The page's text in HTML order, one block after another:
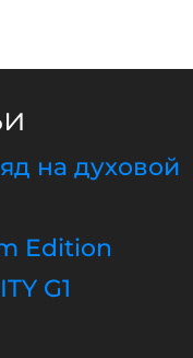
на духовой
Edition
G1